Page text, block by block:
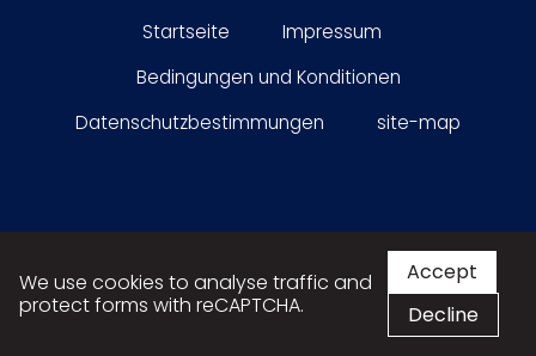
Startseite
Impressum
Bedingungen und Konditionen
Datenschutzbestimmungen
site-map
We use cookies to analyse traffic and
protect forms with reCAPTCHA.
Accept
Decline